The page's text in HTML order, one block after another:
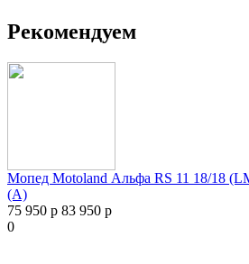
Рекомендуем
Мопед Motoland Альфа RS 11 18/18
(А)
75 950 р 83 950 р
0